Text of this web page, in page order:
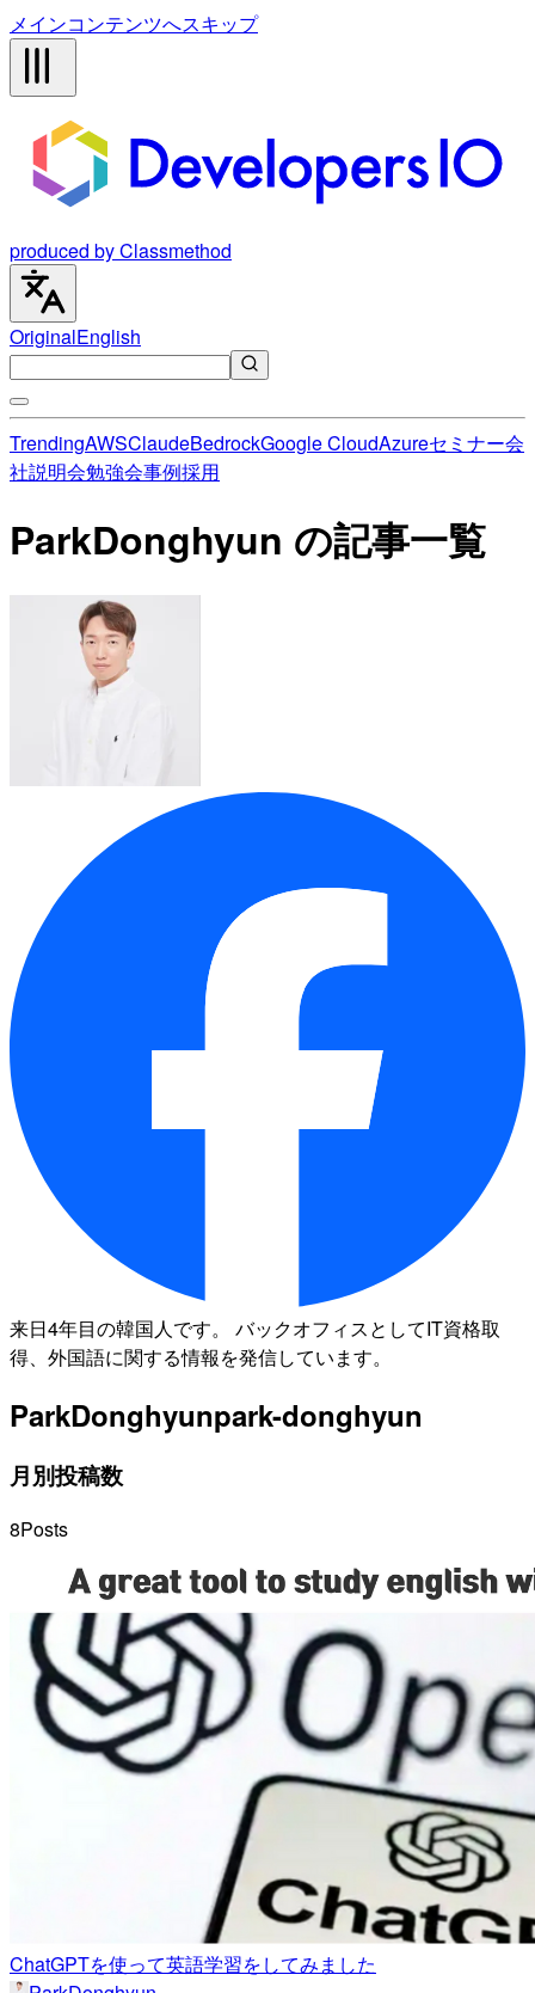
メインコンテンツへスキップ
produced by Classmethod
OriginalEnglish
TrendingAWSClaudeBedrockGoogle CloudAzureセミナー会
社説明会勉強会事例採用
ParkDonghyun の記事一覧
来日4年目の韓国人です。 バックオフィスとしてIT資格取
得、外国語に関する情報を発信しています。
ParkDonghyunpark-donghyun
月別投稿数
8Posts
ChatGPTを使って英語学習をしてみました